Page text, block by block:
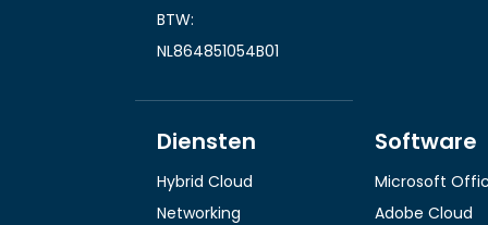
BTW:
NL864851054B01
Diensten
Hybrid Cloud
Networking
Software
Microsoft
Adobe Cloud